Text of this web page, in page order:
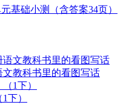
基础小测（含答案34页）
文教科书里的看图写话
下）